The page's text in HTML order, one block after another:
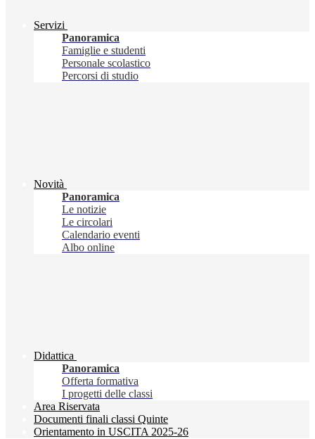
Servizi
Panoramica
Famiglie e studenti
Personale scolastico
Percorsi di studio
Novità
Panoramica
Le notizie
Le circolari
Calendario eventi
Albo online
Didattica
Panoramica
Offerta formativa
I progetti delle classi
Area Riservata
Documenti finali classi Quinte
Orientamento in USCITA 2025-26